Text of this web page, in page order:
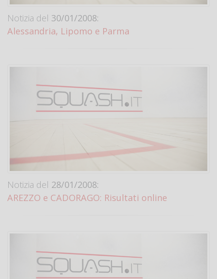
Notizia del 30/01/2008:
Alessandria, Lipomo e Parma
Notizia del 28/01/2008:
AREZZO e CADORAGO: Risultati online